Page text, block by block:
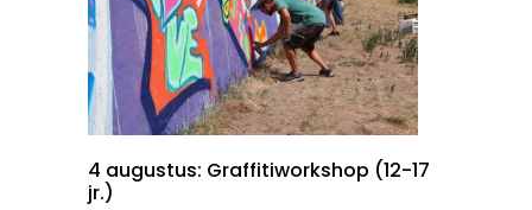
4 augustus: Graffitiworkshop (12-17
jr.)